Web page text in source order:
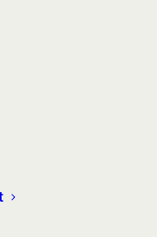
plus
avec VeraCash.